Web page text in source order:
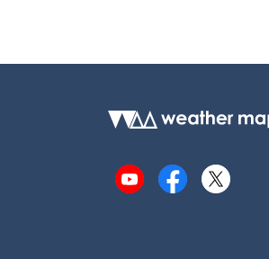
YouTubeFacebook
X